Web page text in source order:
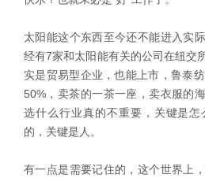
太阳能这个东西至今还不能进入实
经有7家和太阳能有关的公司在纽交
实是贸易型企业，也能上市，鲁泰
50%，卖茶的一茶一座，卖衣服的
选什么行业真的不重要，关键是
的，关键是人。
有一点是需要记住的，这个世界上